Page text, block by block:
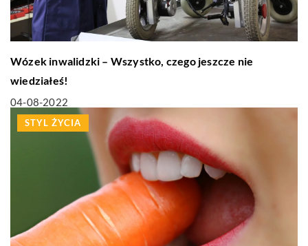
Wózek inwalidzki – Wszystko, czego jeszcze nie
wiedziałeś!
04-08-2022
STYL ŻYCIA